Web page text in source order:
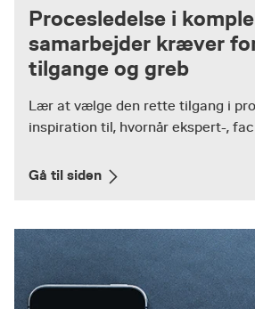
Procesledelse i
samarbejder kræver
tilgange og greb
Lær at vælge den rette tilgang i
inspiration til, hvornår ekspert-,
Gå til siden